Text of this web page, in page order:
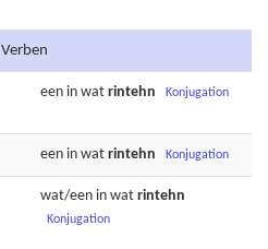
Verben
een in wat rintehn Konjugation
een in wat rintehn Konjugation
wat/een in wat rintehn
Konjugation